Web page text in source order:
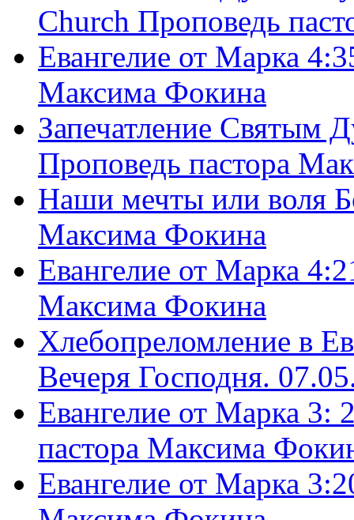
Church Проповедь
Евангелие от Марка
Максима Фокина
Запечатление Святым
Проповедь пастора
Наши мечты или воля
Максима Фокина
Евангелие от Марка
Максима Фокина
Хлебопреломление в
Вечеря Господня.
Евангелие от Марка 3:
пастора Максима
Евангелие от Марка